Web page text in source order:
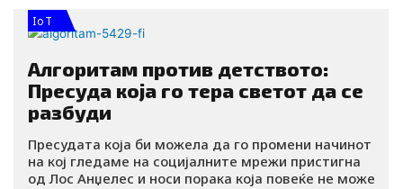
IoT
Алгоритам против детството:
Пресуда која го тера светот да се
разбуди
Пресудата која би можела да го промени начинот
на кој гледаме на социјалните мрежи пристигна
од Лос Анџелес и носи порака која повеќе не може